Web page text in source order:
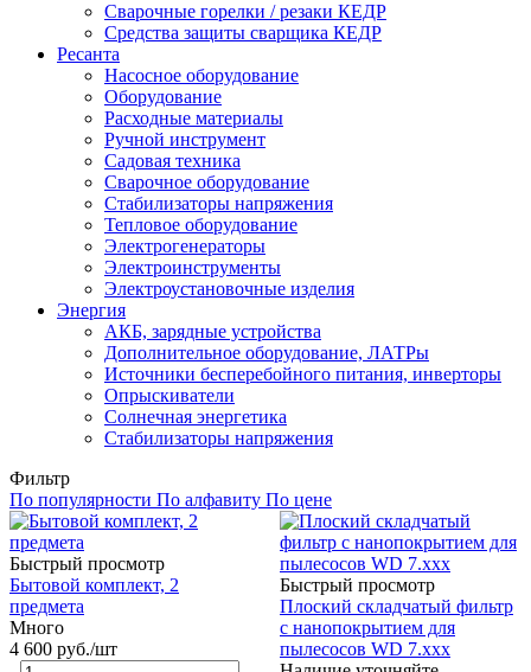
Сварочные горелки / резаки КЕДР
Средства защиты сварщика КЕДР
Ресанта
Насосное оборудование
Оборудование
Расходные материалы
Ручной инструмент
Садовая техника
Сварочное оборудование
Стабилизаторы напряжения
Тепловое оборудование
Электрогенераторы
Электроинструменты
Электроустановочные изделия
Энергия
АКБ, зарядные устройства
Дополнительное оборудование, ЛАТРы
Источники бесперебойного питания, инверторы
Опрыскиватели
Солнечная энергетика
Стабилизаторы напряжения
Фильтр
По популярности По алфавиту По цене
Быстрый просмотр
Бытовой комплект, 2
предмета
Много
4 600 руб./шт
Быстрый просмотр
Плоский складчатый фильтр
с нанопокрытием для
пылесосов WD 7.xxx